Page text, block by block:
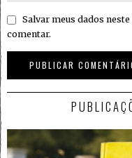
Salvar meus dados
comentar.